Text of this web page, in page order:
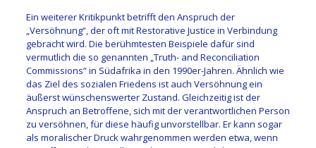
Ein weiterer Kritikpunkt betrifft den Anspruch der
„Versöhnung“, der oft mit Restorative Justice in Verbindung
gebracht wird. Die berühmtesten Beispiele dafür sind
vermutlich die so genannten „Truth- and Reconciliation
Commissions“ in Südafrika in den 1990er-Jahren. Ähnlich wie
das Ziel des sozialen Friedens ist auch Versöhnung ein
äußerst wünschenswerter Zustand. Gleichzeitig ist der
Anspruch an Betroffene, sich mit der verantwortlichen Person
zu versöhnen, für diese häufig unvorstellbar. Er kann sogar
als moralischer Druck wahrgenommen werden etwa, wenn